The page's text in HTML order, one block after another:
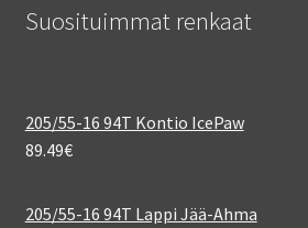
Suosituimmat renkaat
205/55-16 94T Kontio IcePaw
89.49€
205/55-16 94T Lappi Jää-Ahma